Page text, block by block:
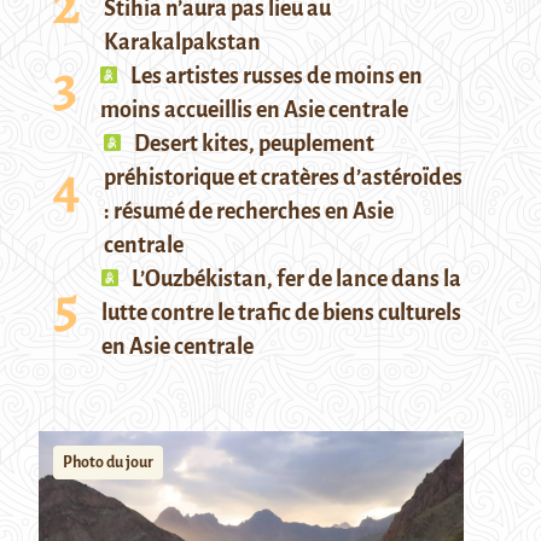
Stihia n’aura pas lieu au
Karakalpakstan
Les artistes russes de moins en
moins accueillis en Asie centrale
Desert kites, peuplement
préhistorique et cratères d’astéroïdes
: résumé de recherches en Asie
centrale
L’Ouzbékistan, fer de lance dans la
lutte contre le trafic de biens culturels
en Asie centrale
Photo du jour